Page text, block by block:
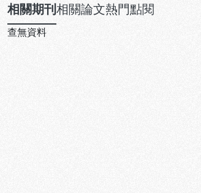
相關期刊相關論文熱門點閱
查無資料